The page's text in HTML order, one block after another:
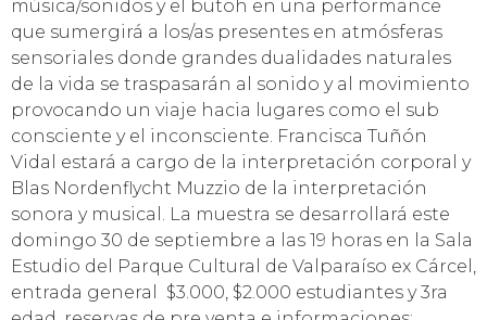
música/sonidos y el butoh en una performance
que sumergirá a los/as presentes en atmósferas
sensoriales donde grandes dualidades naturales
de la vida se traspasarán al sonido y al movimiento
provocando un viaje hacia lugares como el sub
consciente y el inconsciente. Francisca Tuñón
Vidal estará a cargo de la interpretación corporal y
Blas Nordenflycht Muzzio de la interpretación
sonora y musical. La muestra se desarrollará este
domingo 30 de septiembre a las 19 horas en la Sala
Estudio del Parque Cultural de Valparaíso ex Cárcel,
entrada general $3.000, $2.000 estudiantes y 3ra